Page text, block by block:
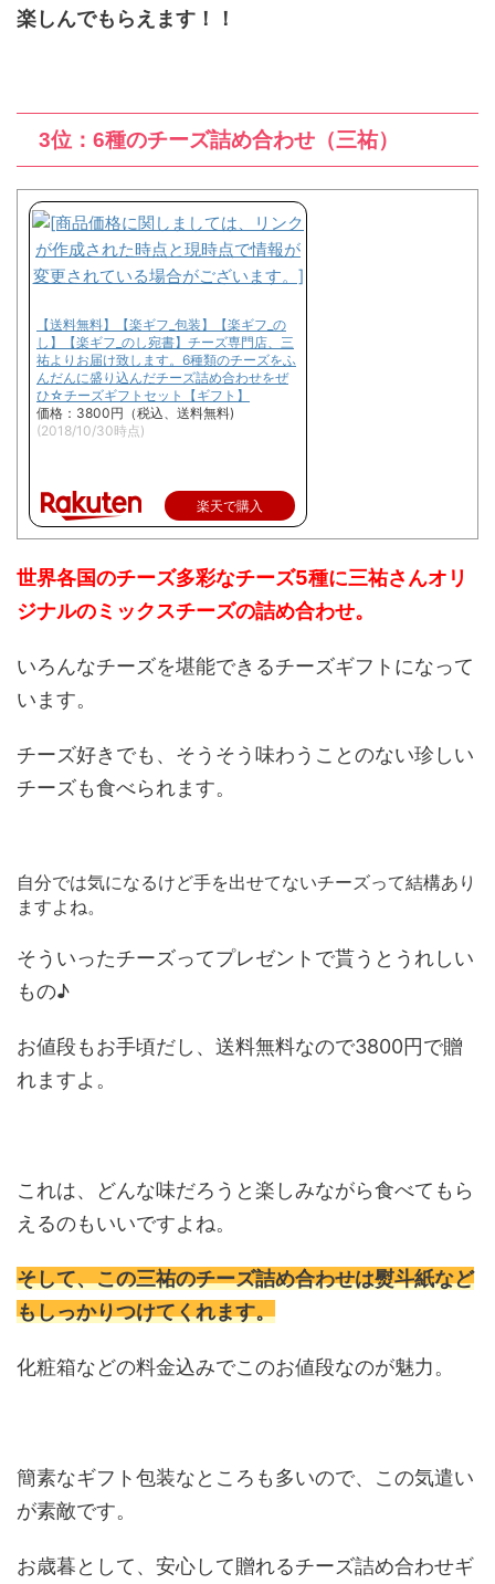
楽しんでもらえます！！
3位：6種のチーズ詰め合わせ（三祐）
【送料無料】【楽ギフ_包装】【楽ギフ_の
し】【楽ギフ_のし宛書】チーズ専門店、三
祐よりお届け致します。6種類のチーズをふ
んだんに盛り込んだチーズ詰め合わせをぜ
ひ☆チーズギフトセット【ギフト】
価格：3800円（税込、送料無料)
(2018/10/30時点)
楽天で購入
世界各国のチーズ多彩なチーズ5種に三祐さんオリ
ジナルのミックスチーズの詰め合わせ。
いろんなチーズを堪能できるチーズギフトになって
います。
チーズ好きでも、そうそう味わうことのない珍しい
チーズも食べられます。
自分では気になるけど手を出せてないチーズって結構あり
ますよね。
そういったチーズってプレゼントで貰うとうれしい
もの♪
お値段もお手頃だし、送料無料なので3800円で贈
れますよ。
これは、どんな味だろうと楽しみながら食べてもら
えるのもいいですよね。
そして、この三祐のチーズ詰め合わせは熨斗紙など
もしっかりつけてくれます。
化粧箱などの料金込みでこのお値段なのが魅力。
簡素なギフト包装なところも多いので、この気遣い
が素敵です。
お歳暮として、安心して贈れるチーズ詰め合わせギ